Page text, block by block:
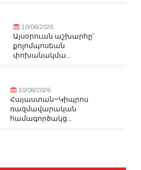
10/08/2026
Այսօրուան աշխարհը՝
քոլոմպոսեան
փոխանակմա...
10/08/2026
Հայաստան–Կիպրոս
ռազմավարական
համագործակց...